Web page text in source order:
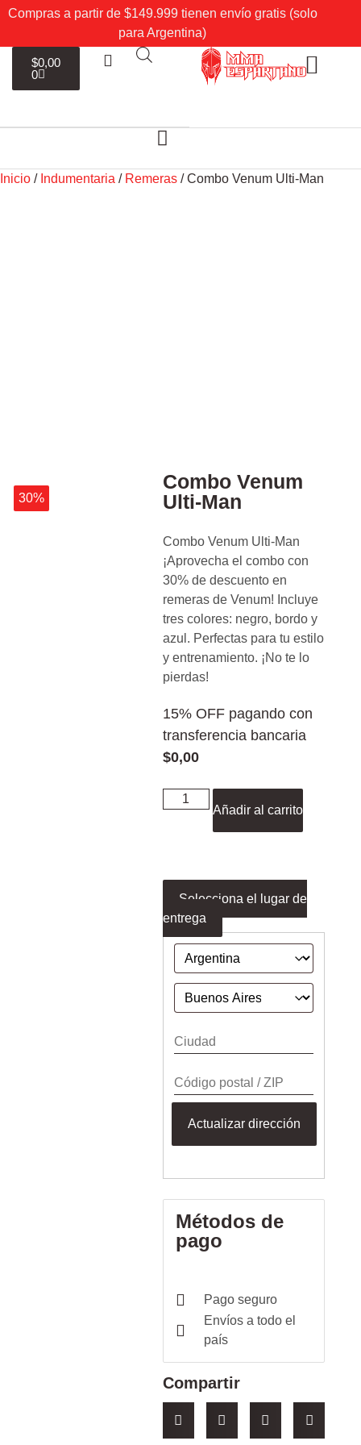
Compras a partir de $149.999 tienen envío gratis (solo
para Argentina)
$0,00
0
Inicio / Indumentaria / Remeras / Combo Venum Ulti-Man
30%
Combo Venum
Ulti-Man
Combo Venum Ulti-Man
¡Aprovecha el combo con
30% de descuento en
remeras de Venum! Incluye
tres colores: negro, bordo y
azul. Perfectas para tu estilo
y entrenamiento. ¡No te lo
pierdas!
15% OFF pagando con
transferencia bancaria
$0,00
Añadir al carrito
Selecciona el lugar de
entrega
Actualizar dirección
Métodos de
pago
Pago seguro
Envíos a todo el
país
Compartir